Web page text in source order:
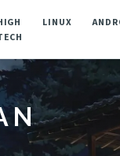
LINUX